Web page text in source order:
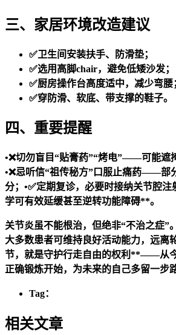
三、家居环境改造建议
✅卫生间安装扶手、防滑垫；
✅选用高脚chair，避免低矮沙发；
✅厨房操作台高度适中，减少弯腰
✅穿防滑、软底、带支撑的鞋子。
四、重要提醒
•❌切勿盲目“贴膏药”“烤电”——可能遮
•❌忌听信“祖传秘方”口服止痛药——部
分；•✅定期复诊，必要时接纳关节腔
学可有效延缓甚至逆转功能障碍**。
关节炎虽不能根治，但绝非“不治之症”
大多数患者可维持良好活动能力，远离
节，就是守护行走自由的权利**——从
正确锻炼开始，为未来的自己多留一步路
Tag：
相关文章